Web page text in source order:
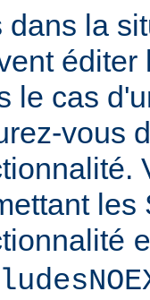
dans la
éditer
le cas
vous
les